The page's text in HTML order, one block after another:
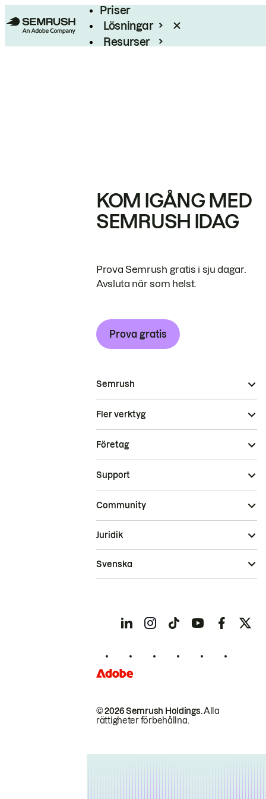
Priser
Lösningar
Resurser
KOM IGÅNG MED
SEMRUSH IDAG
Prova Semrush gratis i sju dagar.
Avsluta när som helst.
Prova gratis
Semrush
Fler verktyg
Företag
Support
Community
© 2026 Semrush Holdings.Alla
rättigheter förbehållna.
Juridik
Svenska